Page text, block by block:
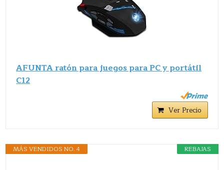
AFUNTA ratón para juegos para PC y portátil
C12
Ver Precio
REBAJAS
MÁS VENDIDOS NO. 4